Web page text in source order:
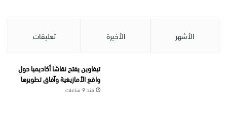
الأشهر الأخيرة تعليقات
تيفاوين يفتح نقاشا أكاديميا حول
واقع الأمازيغية وآفاق تطويرها
منذ 9 ساعات